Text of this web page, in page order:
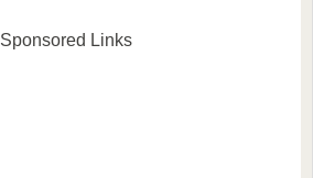
Sponsored Links